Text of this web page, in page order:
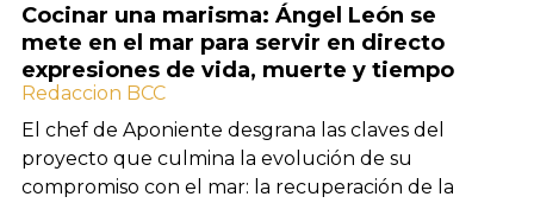
Cocinar una marisma: Ángel León se
mete en el mar para servir en directo
expresiones de vida, muerte y tiempo
Redaccion BCC
El chef de Aponiente desgrana las claves del
proyecto que culmina la evolución de su
compromiso con el mar: la recuperación de la